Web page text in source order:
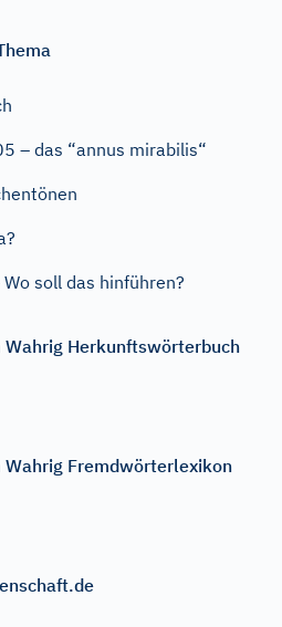
– das “annus mirabilis“
soll das hinführen?
Herkunftswörterbuch
Fremdwörterlexikon